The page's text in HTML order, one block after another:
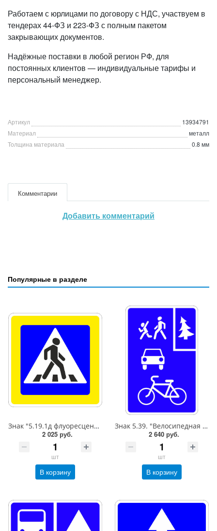
Работаем с юрлицами по договору с НДС, участвуем в
тендерах 44-ФЗ и 223-ФЗ с полным пакетом
закрывающих документов.
Надёжные поставки в любой регион РФ, для
постоянных клиентов — индивидуальные тарифы и
персональный менеджер.
Артикул
13934791
Материал
металл
Толщина материала
0.8 мм
Комментарии
Добавить комментарий
Популярные в разделе
Знак "5.19.1д флуоресцентный Пешеходный переход (справа от дороги)",B=700Тип А Коммерческая (3 года),металл 0.8 мм
2 025 руб.
шт
В корзину
Знак 5.39. "Велосипедная зона",600*900Тип А (1б) Микропризм. (7-9 лет)металл 0.8 мм
2 640 руб.
шт
В корзину